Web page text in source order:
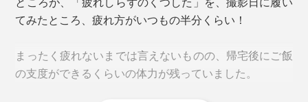
色の濃い部分がメッシュ編み
てみたところ、疲れ方がいつもの半分くらい！
まったく疲れないまでは言えないものの、帰宅後にご飯
の支度ができるくらいの体力が残っていました。